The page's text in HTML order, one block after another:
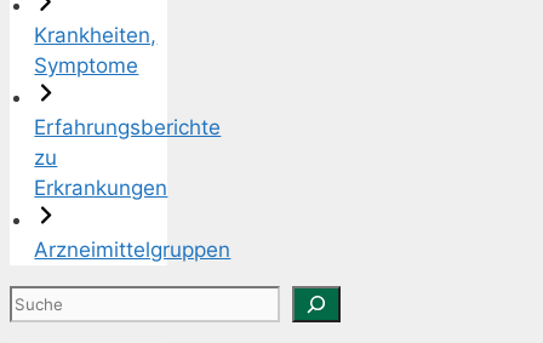
Krankheiten,
Symptome
Erfahrungsberichte
zu
Erkrankungen
Arzneimittelgruppen
Suchen